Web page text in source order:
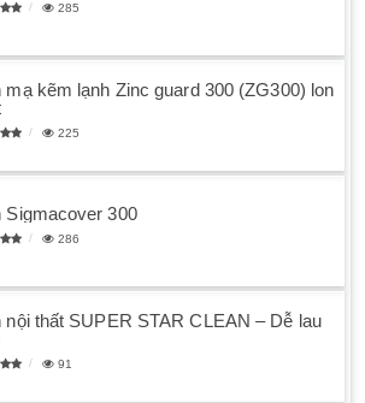
285
mạ kẽm lạnh Zinc guard 300 (ZG300) lon
225
Sigmacover 300
286
nội thất SUPER STAR CLEAN – Dễ lau
91